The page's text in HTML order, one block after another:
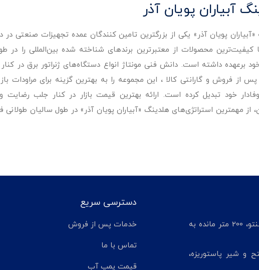
آبیاران پویان آذر
پویان آذر» یکی از بزرگترین تامین کنندگان عمده تجهیزات صنعتی
برعهده داشته است. دانش فنی مونتاژ انواع دستگاه‌های ژنراتور برق در کنار
از فروش و گارانتی کالا ، این مجموعه را به بهترین گزینه برای مراودات
خود تبدیل کرده است. ارائه بهترین قیمت بازار در کنار جلب
از مهمترین استراتژی‌های هلدینگ «آبیاران پویان آذر» در طول سالیان
شعبه مرکزی: تبریز، میدان راه آهن، جاده سنتو، 200 متر مانده به
و شیر پاستوریزه،
دسترسی سریع
خدمات پس از فروش
تماس با ما
قیمت پمپ آب